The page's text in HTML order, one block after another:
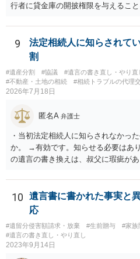
行者に貸金庫の開披権限を与えるこ
9
法定相続人に知らされて
割
#遺産分割 #協議 #遺言の書き直し・やり直
#不動産・土地の相続
#相続トラブルの代理
2026年7月18日
匿名A 弁護士
・当初法定相続人に知らされなかっ
か。 →有効です。知らせる必要はあ
の遺言の書き換えは、叔父に瑕疵が
ますか。 →本人が自由に決められま
です。客観的な基準もありません。
することはできますか。 →分割を拒
ないということでしょうか。遺言で
と拒否することはできます。理由を
10
遺言書に書かれた事実と
応
#遺留分侵害額請求・放棄 #生前贈与
#家族
#遺言の書き直し・やり直し
2023年9月14日